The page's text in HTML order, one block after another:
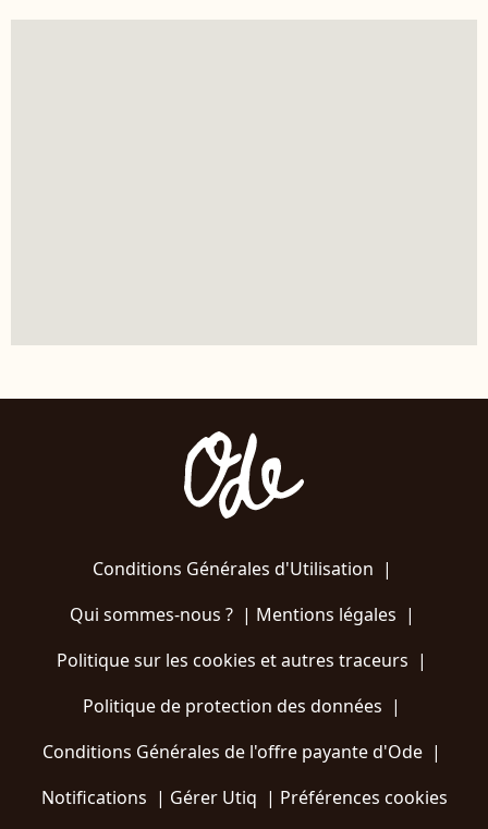
Conditions Générales d'Utilisation |
Qui sommes-nous ?| Mentions légales |
Politique sur les cookies et autres traceurs |
Politique de protection des données |
Conditions Générales de l'offre payante d'Ode |
Notifications | Gérer Utiq | Préférences cookies